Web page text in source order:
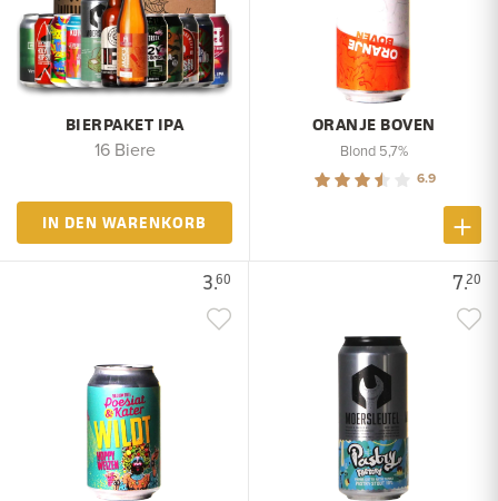
BIERPAKET IPA
16 Biere
IN DEN WARENKORB
ORANJE BOVEN
Blond 5,7%
6.9
3.60 7.20